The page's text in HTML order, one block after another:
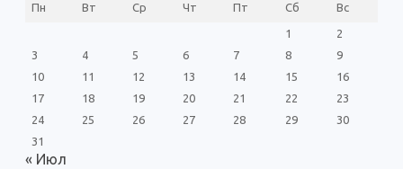
Пн Вт Ср Чт Пт Сб Вс
1
2
3
4 5 6 7 8
9
10
11 12 13 14 15
16
17
18 19 20 21 22
23
24
25 26 27 28 29
30
31
« Июл